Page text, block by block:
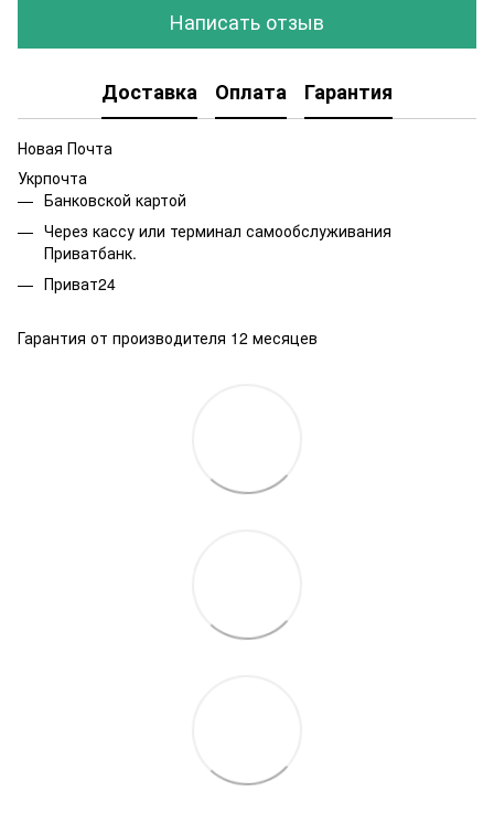
Написать отзыв
Доставка Оплата Гарантия
Новая Почта
Укрпочта
Банковской картой
Через кассу или терминал самообслуживания
Приватбанк.
Приват24
Гарантия от производителя 12 месяцев